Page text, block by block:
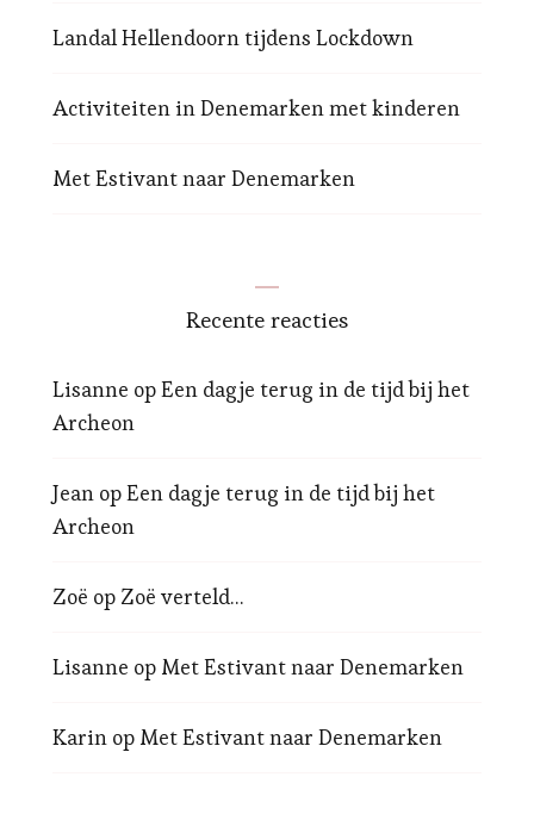
Landal Hellendoorn tijdens Lockdown
Activiteiten in Denemarken met kinderen
Met Estivant naar Denemarken
Recente reacties
Lisanne opEen dagje terug in de tijd bij het
Archeon
Jean opEen dagje terug in de tijd bij het
Archeon
Zoë op Zoë verteld…
Lisanne op Met Estivant naar Denemarken
Karin op Met Estivant naar Denemarken